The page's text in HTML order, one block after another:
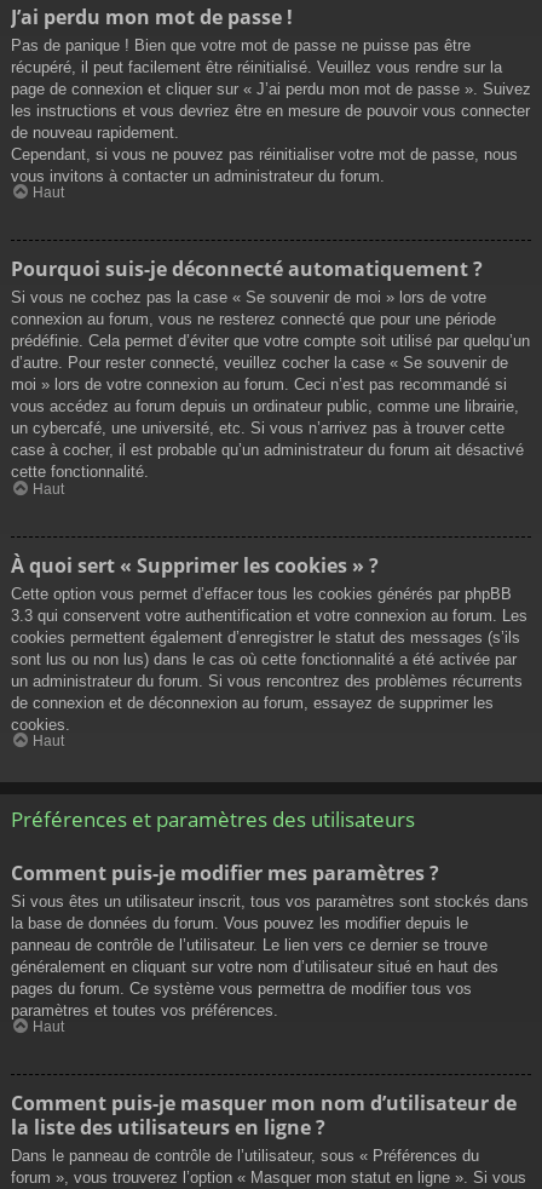
J’ai perdu mon mot de passe !
Pas de panique ! Bien que votre mot de passe ne puisse pas être
récupéré, il peut facilement être réinitialisé. Veuillez vous rendre sur la
page de connexion et cliquer sur « J’ai perdu mon mot de passe ». Suivez
les instructions et vous devriez être en mesure de pouvoir vous connecter
de nouveau rapidement.
Cependant, si vous ne pouvez pas réinitialiser votre mot de passe, nous
vous invitons à contacter un administrateur du forum.
Haut
Pourquoi suis-je déconnecté automatiquement ?
Si vous ne cochez pas la case « Se souvenir de moi » lors de votre
connexion au forum, vous ne resterez connecté que pour une période
prédéfinie. Cela permet d’éviter que votre compte soit utilisé par quelqu’un
d’autre. Pour rester connecté, veuillez cocher la case « Se souvenir de
moi » lors de votre connexion au forum. Ceci n’est pas recommandé si
vous accédez au forum depuis un ordinateur public, comme une librairie,
un cybercafé, une université, etc. Si vous n’arrivez pas à trouver cette
case à cocher, il est probable qu’un administrateur du forum ait désactivé
cette fonctionnalité.
Haut
À quoi sert « Supprimer les cookies » ?
Cette option vous permet d’effacer tous les cookies générés par phpBB
3.3 qui conservent votre authentification et votre connexion au forum. Les
cookies permettent également d’enregistrer le statut des messages (s’ils
sont lus ou non lus) dans le cas où cette fonctionnalité a été activée par
un administrateur du forum. Si vous rencontrez des problèmes récurrents
de connexion et de déconnexion au forum, essayez de supprimer les
cookies.
Haut
Préférences et paramètres des utilisateurs
Comment puis-je modifier mes paramètres ?
Si vous êtes un utilisateur inscrit, tous vos paramètres sont stockés dans
la base de données du forum. Vous pouvez les modifier depuis le
panneau de contrôle de l’utilisateur. Le lien vers ce dernier se trouve
généralement en cliquant sur votre nom d’utilisateur situé en haut des
pages du forum. Ce système vous permettra de modifier tous vos
paramètres et toutes vos préférences.
Haut
Comment puis-je masquer mon nom d’utilisateur de
la liste des utilisateurs en ligne ?
Dans le panneau de contrôle de l’utilisateur, sous « Préférences du
forum », vous trouverez l’option « Masquer mon statut en ligne ». Si vous